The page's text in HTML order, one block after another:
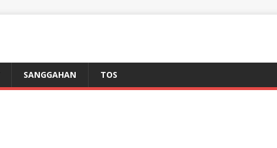
SANGGAHAN TOS